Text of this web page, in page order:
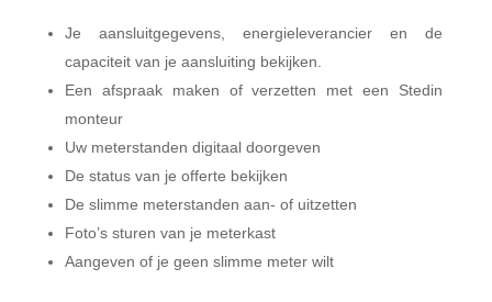
Je aansluitgegevens, energieleverancier en de
capaciteit van je aansluiting bekijken.
Een afspraak maken of verzetten met een Stedin
monteur
Uw meterstanden digitaal doorgeven
De status van je offerte bekijken
De slimme meterstanden aan- of uitzetten
Foto’s sturen van je meterkast
Aangeven of je geen slimme meter wilt